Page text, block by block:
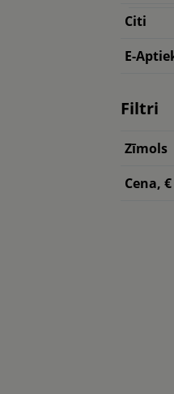
Citi
E-
Filtri
Zīmols
Cena, €